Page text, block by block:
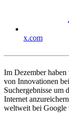
x.com
Im Dezember
von Innovationen
Suchergebnisse um
Internet
weltweit bei Google